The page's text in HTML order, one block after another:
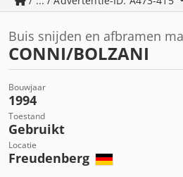
Buis snijden en afbramen
CONNI/BOLZANI
Bouwjaar
1994
Toestand
Gebruikt
Locatie
Freudenberg